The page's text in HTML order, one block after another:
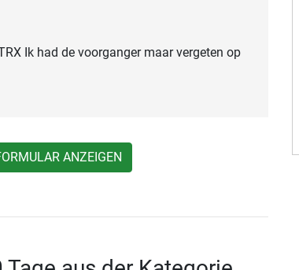
Ik had de voorganger maar vergeten op
ANZEIGEN